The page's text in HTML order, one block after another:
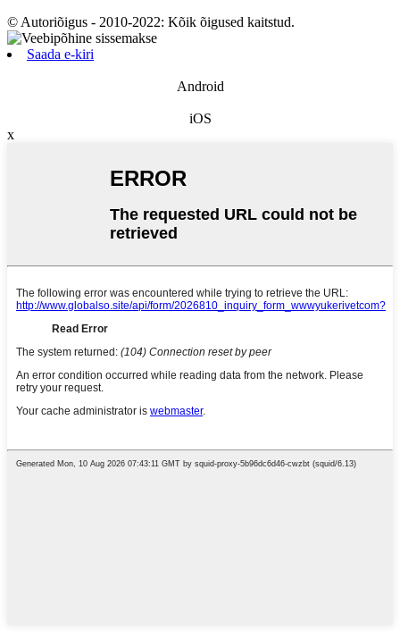
© Autoriõigus - 2010-2022: Kõik õigused kaitstud.
Saada e-kiri
Android
iOS
x